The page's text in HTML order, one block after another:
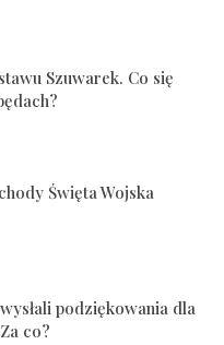
Szuwarek. Co się
Święta Wojska
podziękowania dla
co?